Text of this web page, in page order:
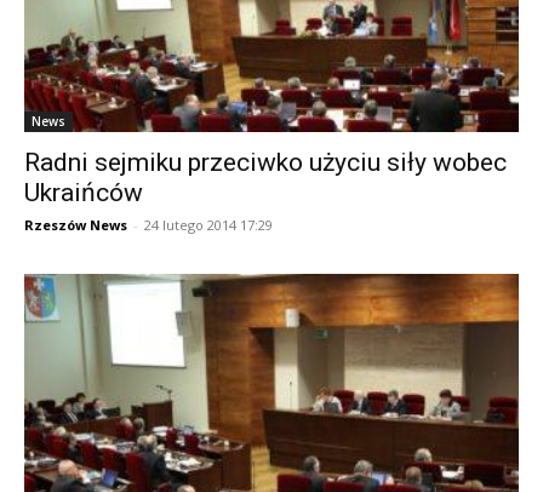
News
Radni sejmiku przeciwko użyciu siły wobec
Ukraińców
Rzeszów News - 24 lutego 2014 17:29